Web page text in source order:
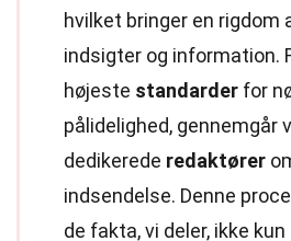
hvilket bringer en rigdom
indsigter og information.
højeste standarder for
pålidelighed, gennemgår
dedikerede redaktører
indsendelse. Denne
de fakta, vi deler, ikke kun